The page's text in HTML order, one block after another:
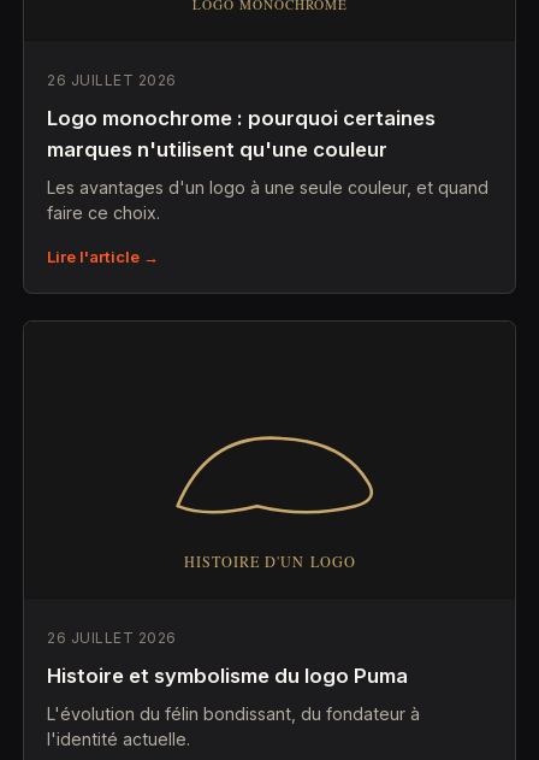
26 JUILLET 2026
Logo monochrome : pourquoi certaines
marques n'utilisent qu'une couleur
Les avantages d'un logo à une seule couleur, et quand
faire ce choix.
Lire l'article →
26 JUILLET 2026
Histoire et symbolisme du logo Puma
L'évolution du félin bondissant, du fondateur à
l'identité actuelle.